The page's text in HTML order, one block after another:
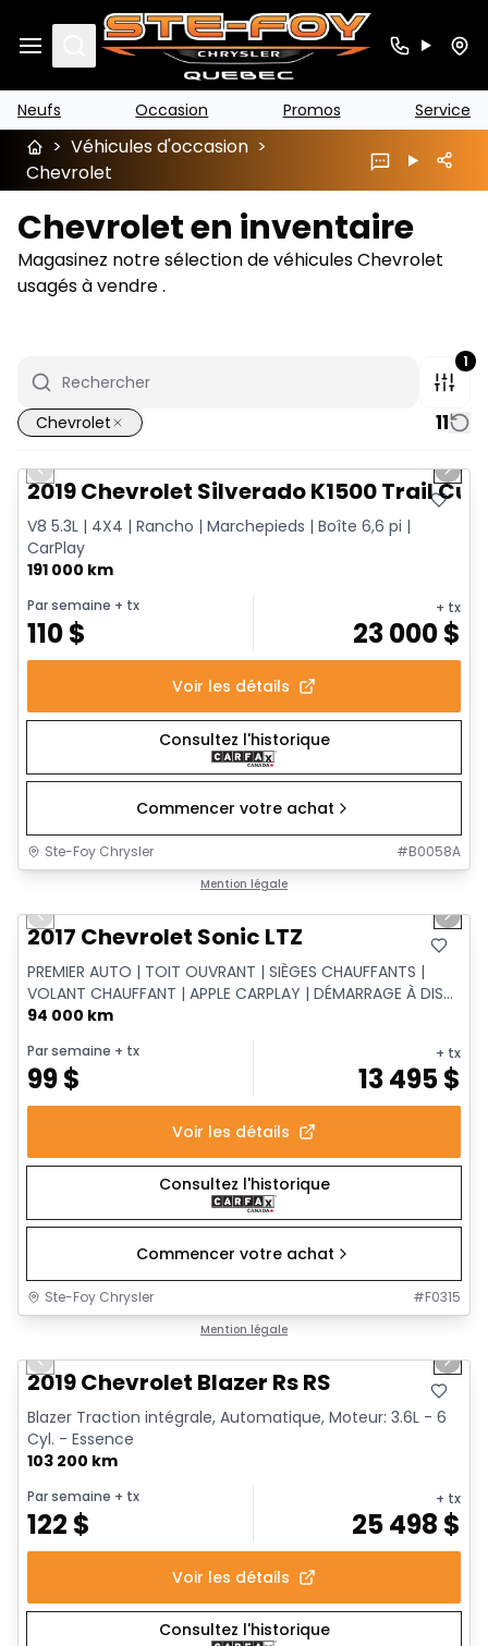
Search
Neufs Occasion Promos Service
> Véhicules d'occasion >
Chevrolet
Chevrolet en inventaire
Magasinez notre sélection de véhicules Chevrolet
usagés à vendre .
1
Chevrolet 11
Très bonne offre
Previous slide Next
2019 Chevrolet Silverado K1500 Trail
V8 5.3L | 4X4 | Rancho | Marchepieds | Boîte 6,6 pi |
CarPlay
191 000 km
Par semaine + tx
110$
+ tx
23 000$
Voir les détails
Consultez l'historique
Commencer votre achat
Ste-Foy Chrysler #B0058A
Mention légale
Previous slide Next
2017 Chevrolet Sonic LTZ
PREMIER AUTO | TOIT OUVRANT | SIÈGES CHAUFFANTS |
VOLANT CHAUFFANT | APPLE CARPLAY | DÉMARRAGE À DIS...
94 000 km
Par semaine + tx
99$
+ tx
13 495$
Voir les détails
Consultez l'historique
Commencer votre achat
Ste-Foy Chrysler #F0315
Mention légale
Previous slide Next
2019 Chevrolet Blazer Rs RS
Blazer Traction intégrale, Automatique, Moteur: 3.6L - 6
Cyl. - Essence
103 200 km
Par semaine + tx
122 $
+ tx
25 498 $
Voir les détails
Consultez l'historique